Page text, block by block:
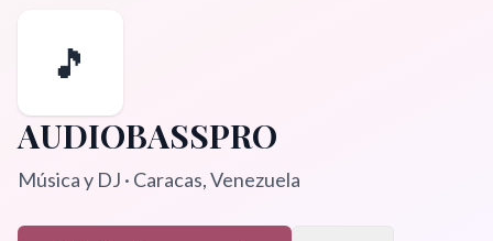
🎵
AUDIOBASSPRO
Música y DJ · Caracas, Venezuela